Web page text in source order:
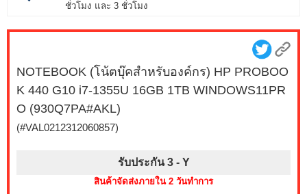
ชั่วโมง และ 3 ชั่วโมง
NOTEBOOK (โน้ตบุ๊คสำหรับองค์กร) HP PROBOO
K 440 G10 i7-1355U 16GB 1TB WINDOWS11PR
O (930Q7PA#AKL)
(#VAL0212312060857)
รับประกัน 3 - Y
สินค้าจัดส่งภายใน 2 วันทำการ